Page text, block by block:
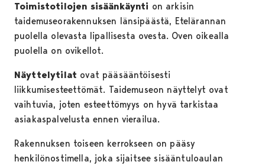
Toimistotilojen sisäänkäynti on arkisin
taidemuseorakennuksen länsipäästä, Etelärannan
puolella olevasta lipallisesta ovesta. Oven oikealla
puolella on ovikellot.
Näyttelytilat ovat pääsääntöisesti
liikkumisesteettömät. Taidemuseon näyttelyt ovat
vaihtuvia, joten esteettömyys on hyvä tarkistaa
asiakaspalvelusta ennen vierailua.
Rakennuksen toiseen kerrokseen on pääsy
henkilönostimella, joka sijaitsee sisääntuloaulan